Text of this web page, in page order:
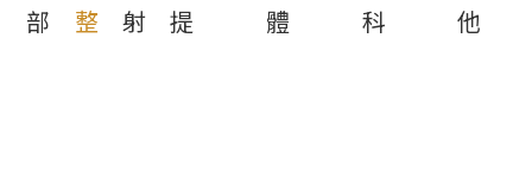
部
整
射
提
體
科
他